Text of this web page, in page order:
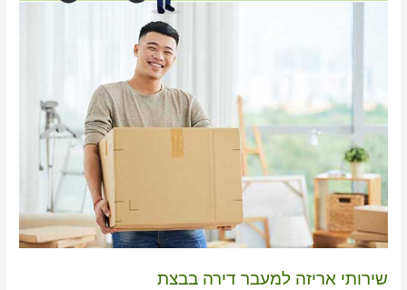
שירותי אריזה למעבר דירה בבצת